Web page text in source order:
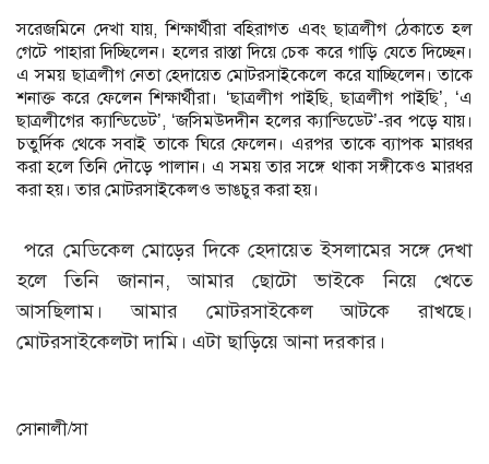
সরেজমিনে দেখা যায়, শিক্ষার্থীরা বহিরাগত এবং ছাত্রলীগ ঠেকাতে হল
গেটে পাহারা দিচ্ছিলেন। হলের রাস্তা দিয়ে চেক করে গাড়ি যেতে দিচ্ছেন।
এ সময় ছাত্রলীগ নেতা হেদায়েত মোটরসাইকেলে করে যাচ্ছিলেন। তাকে
শনাক্ত করে ফেলেন শিক্ষার্থীরা। ‘ছাত্রলীগ পাইছি, ছাত্রলীগ পাইছি’, ‘এ
ছাত্রলীগের ক্যান্ডিডেট’, ‘জসিমউদদীন হলের ক্যান্ডিডেট’-রব পড়ে যায়।
চতুর্দিক থেকে সবাই তাকে ঘিরে ফেলেন। এরপর তাকে ব্যাপক মারধর
করা হলে তিনি দৌড়ে পালান। এ সময় তার সঙ্গে থাকা সঙ্গীকেও মারধর
করা হয়। তার মোটরসাইকেলও ভাঙচুর করা হয়।
পরে মেডিকেল মোড়ের দিকে হেদায়েত ইসলামের সঙ্গে দেখা
হলে তিনি জানান, আমার ছোটো ভাইকে নিয়ে খেতে
আসছিলাম। আমার মোটরসাইকেল আটকে রাখছে।
মোটরসাইকেলটা দামি। এটা ছাড়িয়ে আনা দরকার।
সোনালী/সা